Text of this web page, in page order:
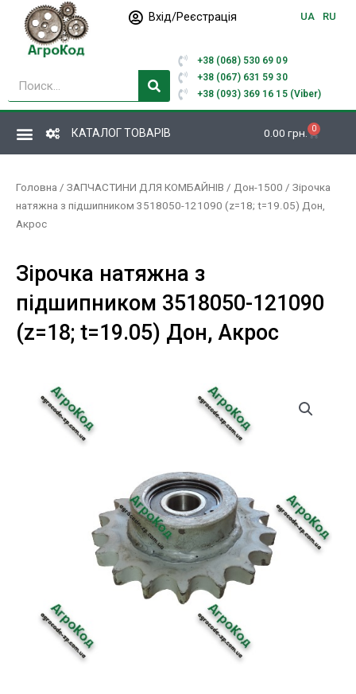
Перейти
вмісту
Вхід/Реєстрація UA RU
Пошук
+38 (068) 530 69 09
+38 (067) 631 59 30
+38 (093) 369 16 15 (Viber)
КАТАЛОГ ТОВАРІВ 0.00 грн. 0
Кошик
Головна / ЗАПЧАСТИНИ ДЛЯ КОМБАЙНІВ / Дон-1500 / Зірочка
натяжна з підшипником 3518050-121090 (z=18; t=19.05) Дон,
Акрос
Зірочка натяжна з
підшипником 3518050-121090
(z=18; t=19.05) Дон, Акрос